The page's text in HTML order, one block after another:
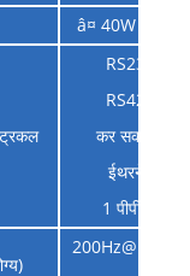
â¤ 40W @
RS232 × 2
RS422 × 3
कर सकते हैं ×
ईथरनेट × 1
1 पीपीएस × 1